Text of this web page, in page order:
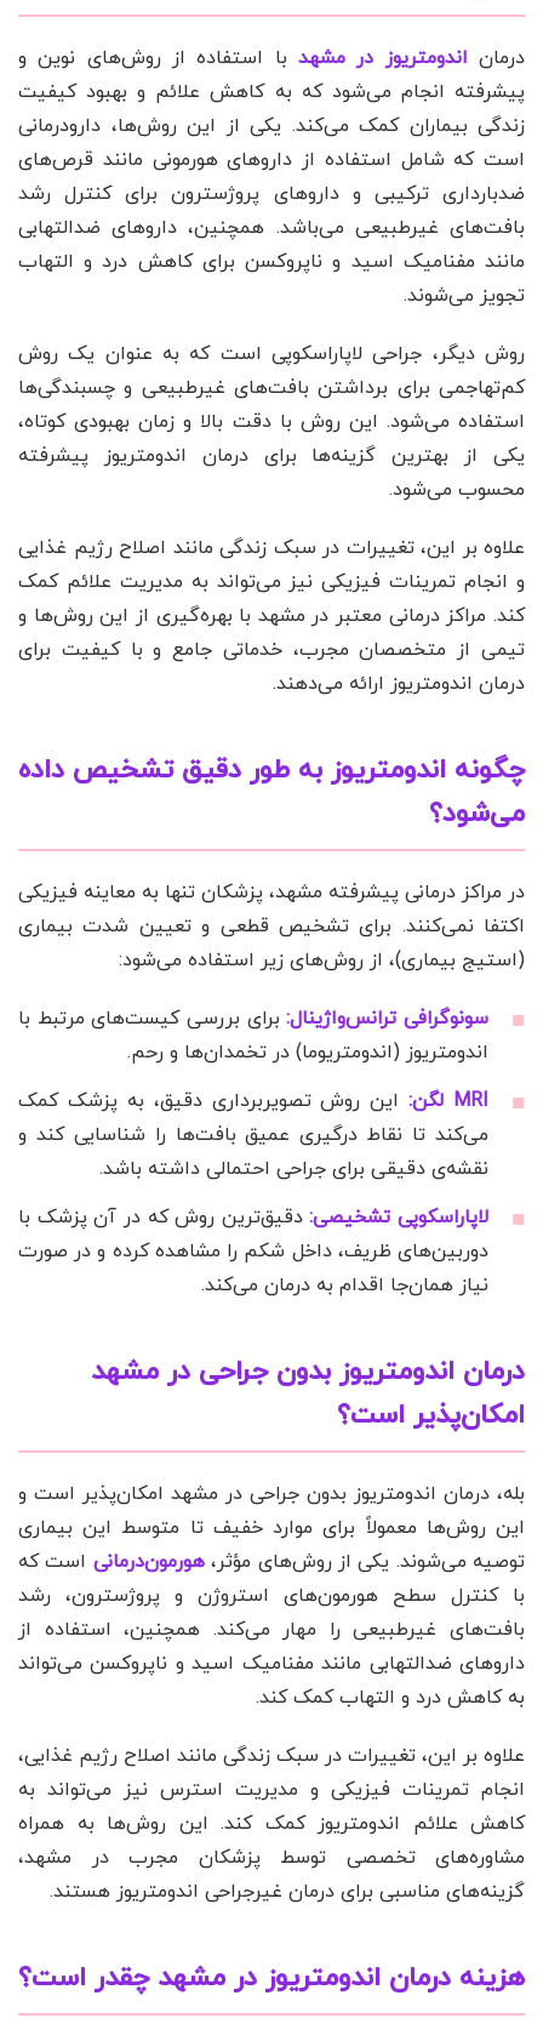
درمان اندومتریوز در مشهد با استفاده از روش‌های نوین و
پیشرفته انجام می‌شود که به کاهش علائم و بهبود کیفیت
زندگی بیماران کمک می‌کند. یکی از این روش‌ها، دارودرمانی
است که شامل استفاده از داروهای هورمونی مانند قرص‌های
ضدبارداری ترکیبی و داروهای پروژسترون برای کنترل رشد
بافت‌های غیرطبیعی می‌باشد. همچنین، داروهای ضدالتهابی
مانند مفنامیک اسید و ناپروکسن برای کاهش درد و التهاب
تجویز می‌شوند.
روش دیگر، جراحی لاپاراسکوپی است که به عنوان یک روش
کم‌تهاجمی برای برداشتن بافت‌های غیرطبیعی و چسبندگی‌ها
استفاده می‌شود. این روش با دقت بالا و زمان بهبودی کوتاه،
یکی از بهترین گزینه‌ها برای درمان اندومتریوز پیشرفته
محسوب می‌شود.
علاوه بر این، تغییرات در سبک زندگی مانند اصلاح رژیم غذایی
و انجام تمرینات فیزیکی نیز می‌تواند به مدیریت علائم کمک
کند. مراکز درمانی معتبر در مشهد با بهره‌گیری از این روش‌ها و
تیمی از متخصصان مجرب، خدماتی جامع و با کیفیت برای
درمان اندومتریوز ارائه می‌دهند.
چگونه اندومتریوز به طور دقیق تشخیص داده
می‌شود؟
در مراکز درمانی پیشرفته مشهد، پزشکان تنها به معاینه فیزیکی
اکتفا نمی‌کنند. برای تشخیص قطعی و تعیین شدت بیماری
(استیج بیماری)، از روش‌های زیر استفاده می‌شود:
سونوگرافی ترانس‌واژینال:برای بررسی کیست‌های مرتبط با
اندومتریوز (اندومتریوما) در تخمدان‌ها و رحم.
MRI لگن:
این روش تصویربرداری دقیق، به پزشک کمک
می‌کند تا نقاط درگیری عمیق بافت‌ها را شناسایی کند و
نقشه‌ی دقیقی برای جراحی احتمالی داشته باشد.
لاپاراسکوپی تشخیصی:دقیق‌ترین روش که در آن پزشک با
دوربین‌های ظریف، داخل شکم را مشاهده کرده و در صورت
نیاز همان‌جا اقدام به درمان می‌کند.
درمان اندومتریوز بدون جراحی در مشهد
امکان‌پذیر است؟
بله، درمان اندومتریوز بدون جراحی در مشهد امکان‌پذیر است و
این روش‌ها معمولاً برای موارد خفیف تا متوسط این بیماری
توصیه می‌شوند. یکی از روش‌های مؤثر،هورمون‌درمانی است که
با کنترل سطح هورمون‌های استروژن و پروژسترون، رشد
بافت‌های غیرطبیعی را مهار می‌کند. همچنین، استفاده از
داروهای ضدالتهابی مانند مفنامیک اسید و ناپروکسن می‌تواند
به کاهش درد و التهاب کمک کند.
علاوه بر این، تغییرات در سبک زندگی مانند اصلاح رژیم غذایی،
انجام تمرینات فیزیکی و مدیریت استرس نیز می‌تواند به
کاهش علائم اندومتریوز کمک کند. این روش‌ها به همراه
مشاوره‌های تخصصی توسط پزشکان مجرب در مشهد،
گزینه‌های مناسبی برای درمان غیرجراحی اندومتریوز هستند.
هزینه درمان اندومتریوز در مشهد چقدر است؟